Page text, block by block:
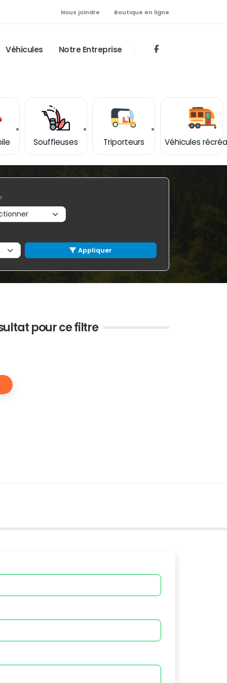
Nous joindre Boutique en ligne
Véhicules Notre Entreprise
Souffleuses Triporteurs Véhicules
Appliquer
pour ce filtre